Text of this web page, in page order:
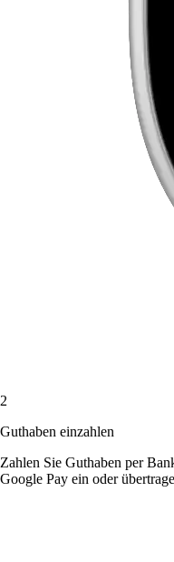
2
Guthaben einzahlen
Zahlen Sie Guthaben per
Google Pay ein oder